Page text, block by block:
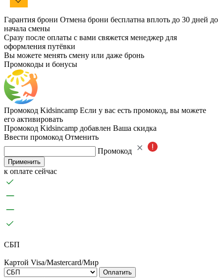
Гарантия брони Отмена брони бесплатна вплоть до 30 дней до
начала смены
Сразу после оплаты с вами свяжется менеджер для
оформления путёвки
Вы можете менять смену или даже бронь
Промокоды и бонусы
Промокод Kidsincamp Если у вас есть промокод, вы можете
его активировать
Промокод Kidsincamp добавлен Ваша скидка
Ввести промокод Отменить
Промокод
Применить
к оплате сейчас
СБП
Картой Visa/Mastercard/Мир
Оплатить